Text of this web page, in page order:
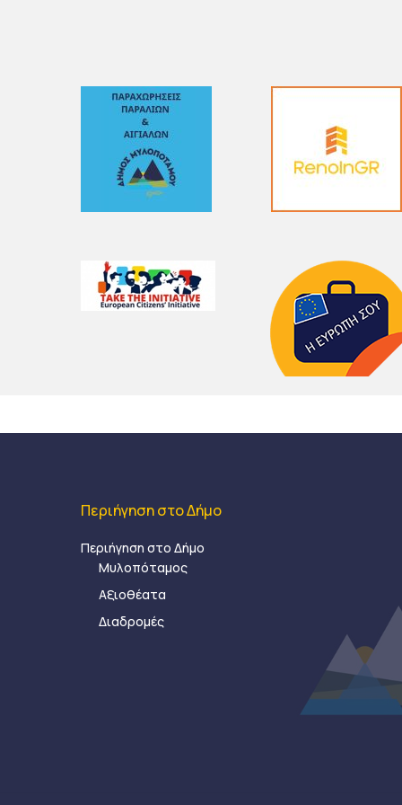
Περιήγηση στο Δήμο
Περιήγηση στο Δήμο
Μυλοπόταμος
Αξιοθέατα
Διαδρομές